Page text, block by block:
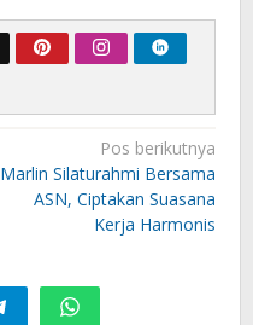
Pos berikutnya
Marlin Silaturahmi Bersama
ASN, Ciptakan Suasana
Kerja Harmonis